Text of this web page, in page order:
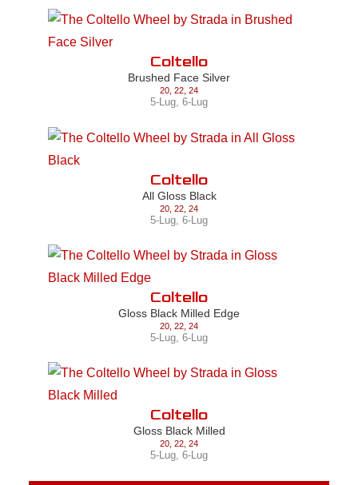
Coltello
Brushed Face Silver
20 22 24
5-Lug, 6-Lug
Coltello
All Gloss Black
20 22 24
5-Lug 6-Lug
Coltello
Gloss Black Milled Edge
20 22 24
5-Lug 6-Lug
Coltello
Gloss Black Milled
20 22 24
5-Lug, 6-Lug